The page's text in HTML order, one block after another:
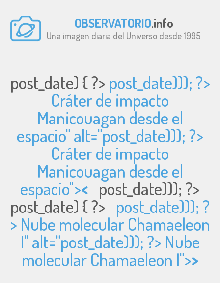
OBSERVATORIO.info
Una imagen diaria del Universo desde 1995
post_date) { ?> post_date))); ?>
Cráter de impacto
Manicouagan desde el
espacio" alt="post_date))); ?>
Cráter de impacto
Manicouagan desde el
espacio">< post_date))); ?>
post_date) { ?> post_date))); ?
> Nube molecular Chamaeleon
I" alt="post_date))); ?> Nube
molecular Chamaeleon I">>